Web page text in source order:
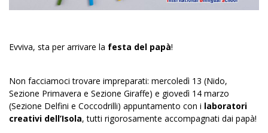
Evviva, sta per arrivare la festa del papà!
Non facciamoci trovare impreparati: mercoledì 13 (Nido,
Sezione Primavera e Sezione Giraffe) e giovedì 14 marzo
(Sezione Delfini e Coccodrilli) appuntamento con i laboratori
creativi dell’Isola, tutti rigorosamente accompagnati dai papà!